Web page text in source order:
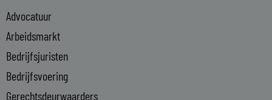
d
i
n
-
i
n
Advocatuur
Arbeidsmarkt
Bedrijfsjuristen
Bedrijfsvoering
Gerechtsdeurwaarders